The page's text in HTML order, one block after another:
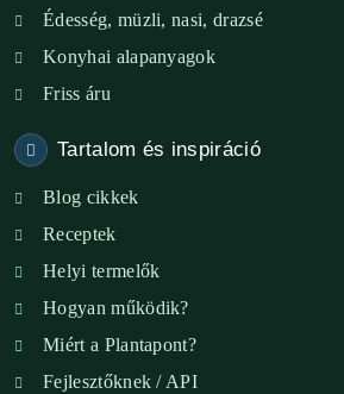
XVIII. ker. – Eni Mag-ház
XXIII. ker. – Panelpék
Édesség, müzli, nasi, drazsé
Konyhai alapanyagok
Friss áru
Tartalom és inspiráció
Blog cikkek
Receptek
Helyi termelők
Hogyan működik?
Miért a Plantapont?
Fejlesztőknek / API